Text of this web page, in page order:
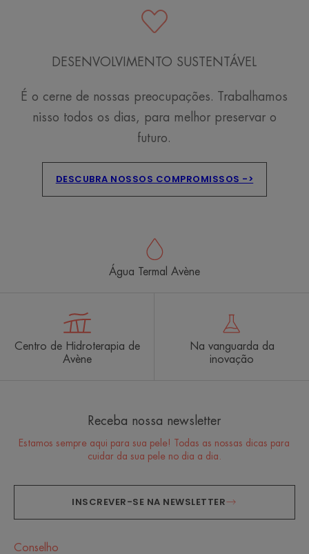
DESENVOLVIMENTO SUSTENTÁVEL
É o cerne de nossas preocupações. Trabalhamos
nisso todos os dias, para melhor preservar o
futuro.
DESCUBRA NOSSOS COMPROMISSOS ->
Água Termal Avène
Centro de Hidroterapia de
Avène
Na vanguarda da
inovação
Receba nossa newsletter
Estamos sempre aqui para sua pele! Todas as nossas dicas para
cuidar da sua pele no dia a dia.
INSCREVER-SE NA NEWSLETTER
Conselho